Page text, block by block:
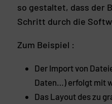
so gestaltet, dass der
Schritt durch die
Zum Beispiel :
Der Import von
Daten…) erfolgt mit
Das Layout des zu